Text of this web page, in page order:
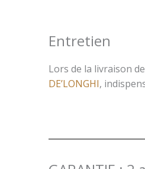
Entretien
Lors de la livraison
DE’LONGHI,